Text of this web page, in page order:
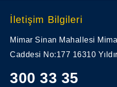
İletişim Bilgileri
Mimar Sinan Mahallesi
Caddesi No:177 16310
300 33 35